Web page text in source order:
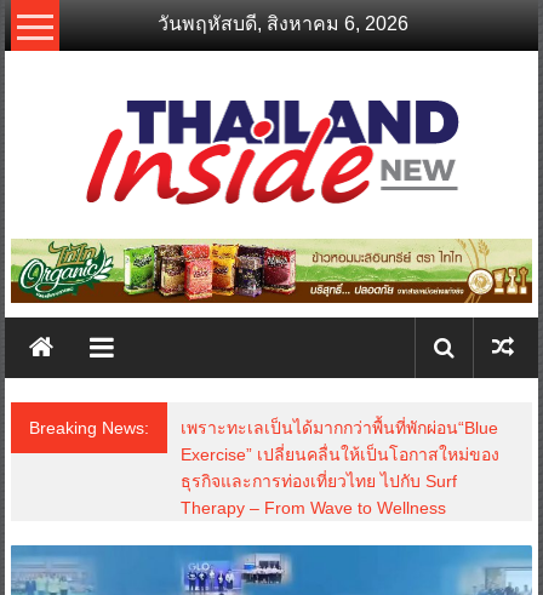
Skip
to
วันพฤหัสบดี, สิงหาคม 6, 2026
thailandinsidenew.com
Thailand
New
Breaking News:
เพราะทะเลเป็นได้มากกว่าพื้นที่พักผ่อน“Blue
Exercise” เปลี่ยนคลื่นให้เป็นโอกาสใหม่ของ
ธุรกิจและการท่องเที่ยวไทย ไปกับ Surf
Therapy – From Wave to Wellness